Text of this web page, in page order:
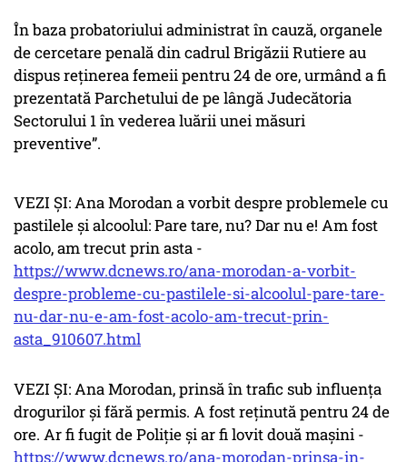
În baza probatoriului administrat în cauză, organele
de cercetare penală din cadrul Brigăzii Rutiere au
dispus reținerea femeii pentru 24 de ore, urmând a fi
prezentată Parchetului de pe lângă Judecătoria
Sectorului 1 în vederea luării unei măsuri
preventive”.
VEZI ȘI: Ana Morodan a vorbit despre problemele cu
pastilele și alcoolul: Pare tare, nu? Dar nu e! Am fost
acolo, am trecut prin asta -
https://www.dcnews.ro/ana-morodan-a-vorbit-
despre-probleme-cu-pastilele-si-alcoolul-pare-tare-
nu-dar-nu-e-am-fost-acolo-am-trecut-prin-
asta_910607.html
VEZI ȘI: Ana Morodan, prinsă în trafic sub influenţa
drogurilor şi fără permis. A fost reținută pentru 24 de
ore. Ar fi fugit de Poliție și ar fi lovit două mașini -
https://www.dcnews.ro/ana-morodan-prinsa-in-